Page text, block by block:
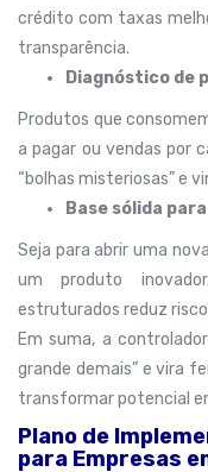
crédito com taxas
transparência.
Diagnóstico de
Produtos que
a pagar ou vendas por
“bolhas misteriosas” e
Base sólida
Seja para abrir uma
um produto
estruturados reduz
Em suma, a
grande demais” e vira
transformar potencial
Plano de
para Empresas